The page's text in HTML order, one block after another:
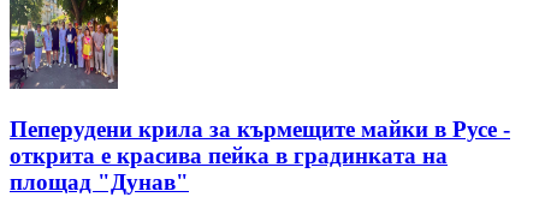
Пеперудени крила за кърмещите майки в Русе -
открита е красива пейка в градинката на
площад "Дунав"